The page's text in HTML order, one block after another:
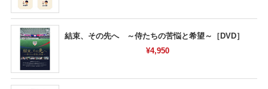
結束、その先へ ～侍たちの苦悩と希望～［DVD］
¥4,950